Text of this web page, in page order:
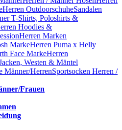
Herren OutdoorschuheSandalen
T-Shirts, Poloshirts &
Hoodies &
Herren Marken
MarkeHerren Puma x Helly
Face MarkeHerren
Westen & Mäntel
Männer/HerrenSportsocken Herren /
Frauen